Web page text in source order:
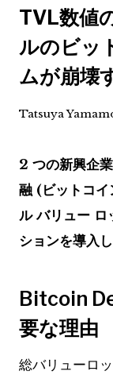
TVL数値
ルのビッ
ムが崩壊
Tatsuya
2 つの新興企
融 (ビットコ
ル バリュー
ションを導入し
Bitcoin
要な理由
総バリューロ